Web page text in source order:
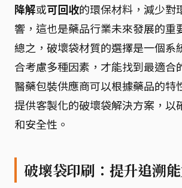
降解或可回收的環保材料，減少對
響，這也是藥品行業未來發展的重
總之，破壞袋材質的選擇是一個系
合考慮多種因素，才能找到最適合
醫藥包裝供應商可以根據藥品的特
提供客製化的破壞袋解決方案，以
和安全性。
破壞袋印刷：提升追溯